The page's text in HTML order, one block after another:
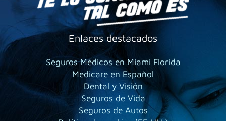
Enlaces destacados
Seguros Médicos en Miami Florida
Medicare en Español
Dental y Visión
Seguros de Vida
Seguros de Autos